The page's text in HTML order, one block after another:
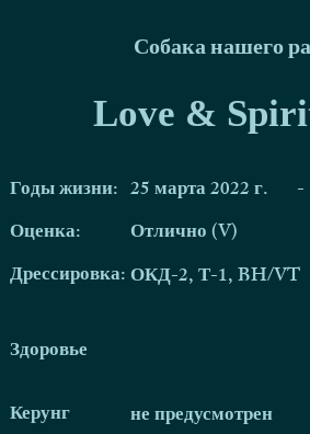
Собака нашего
Love &
Годы жизни: 25 марта 2022 г.
-
Оценка:
Отлично (V)
Дрессировка:ОКД-2, Т-1, BH/VT
Здоровье
Керунг
не предусмотрен